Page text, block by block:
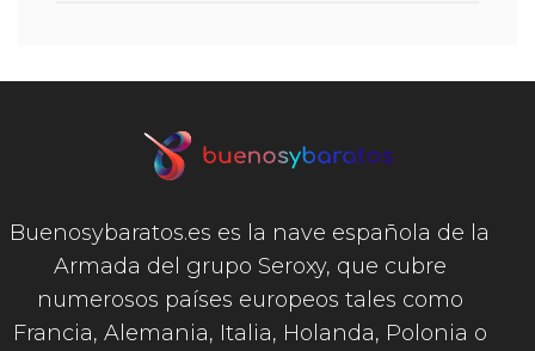
Buenosybaratos.es es la nave española de la
Armada del grupo Seroxy, que cubre
numerosos países europeos tales como
Francia, Alemania, Italia, Holanda, Polonia o